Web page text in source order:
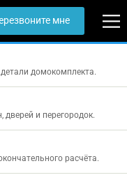
мне
домокомплекта.
дверей и перегородок.
расчёта.